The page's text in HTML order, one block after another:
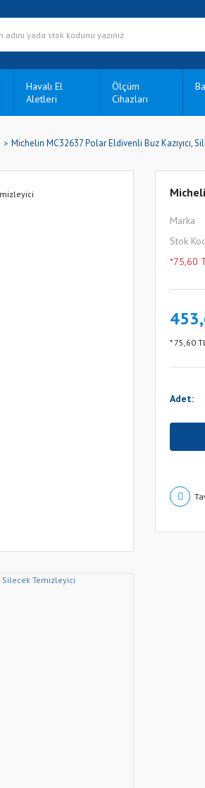
Havalı El
Aletleri
Ölçüm
Cihazları
Michelin MC32637 Polar Eldivenli Buz Kazıyıcı,
Marka
Stok
*75,60
* 75,60
Adet: